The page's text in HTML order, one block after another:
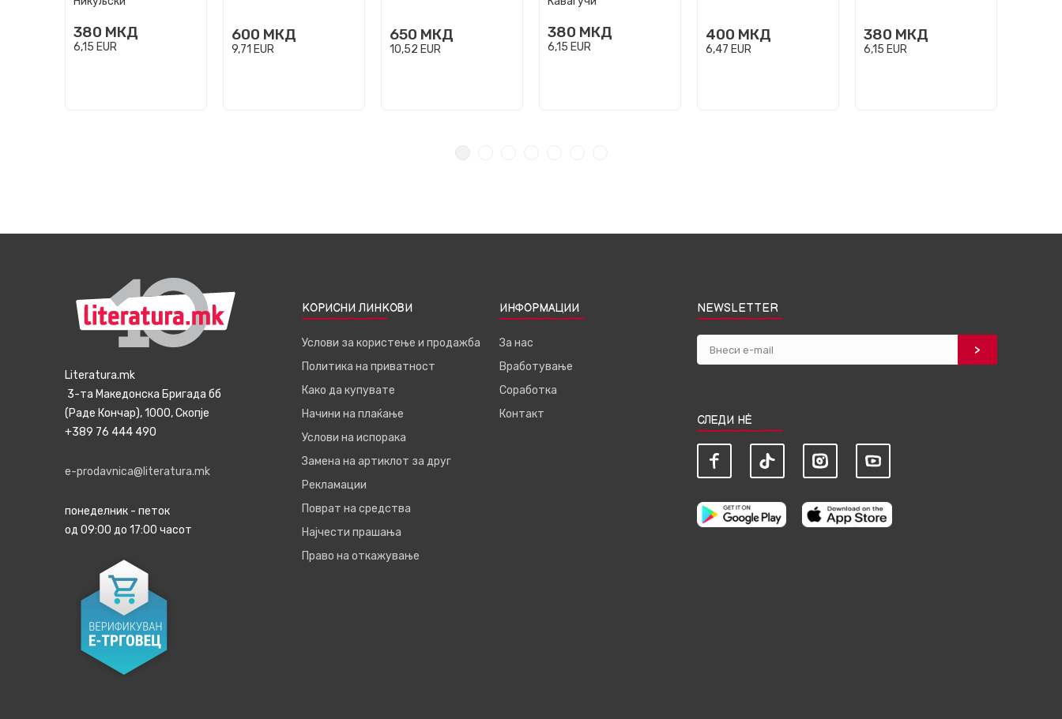
380 МКД
6,15 EUR
600 МКД
9,71 EUR
650 МКД
10,52 EUR
380 МКД
6,15 EUR
400 МКД
6,47 EUR
380 МКД
6,15 EUR
Literatura.mk
3-та Македонска Бригада бб
(Раде Кончар), 1000, Скопје
+389 76 444 490
e-prodavnica@literatura.mk
понеделник - петок
од 09:00 до 17:00 часот
КОРИСНИ ЛИНКОВИ
Услови за користење и продажба
Политика на приватност
Како да купувате
Начини на плаќање
Услови на испорака
Замена на артиклот за друг
Рекламации
Поврат на средства
Најчести прашања
Право на откажување
ИНФОРМАЦИИ
За нас
Вработување
Соработка
Контакт
NEWSLETTER
СЛЕДИ НЀ